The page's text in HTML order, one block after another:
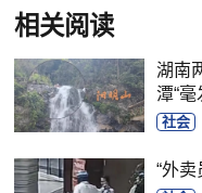
相关阅读
湖南
潭“
社会
“外